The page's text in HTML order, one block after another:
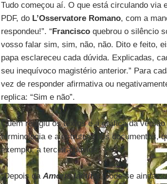
Tudo começou aí. O que está circulando via
PDF, do L’Osservatore Romano, com a
respondeu!”. “ Franciscoquebrou o silêncio
vosso falar sim, sim, não, não. Dito e feito,
papa esclareceu cada dúvida. Explicadas,
seu inequívoco magistério anterior.” Para
vez de responder afirmativa ou
replica: “Sim e não”.
Quem redigiu os textos e a gráfica da
terminologia e a estrutura dos documentos,
exemplo, a terceira dúvida.
“Depois da Amoris laetitia, pode-se ainda